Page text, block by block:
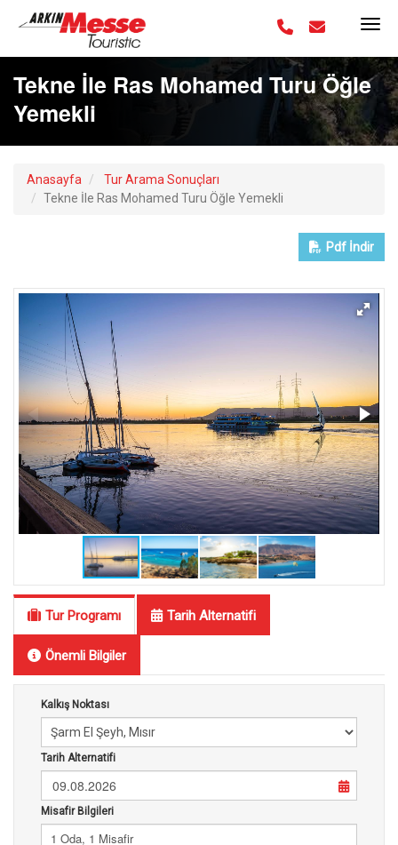
Tekne İle Ras Mohamed Turu Öğle
Yemekli
Anasayfa
Tur Arama Sonuçları
Tekne İle Ras Mohamed Turu Öğle Yemekli
Pdf İndir
Tur Programı Tarih Alternatifi
Önemli Bilgiler
Kalkış Noktası
Tarih Alternatifi
09.08.2026
Misafir Bilgileri
1 Oda, 1 Misafir